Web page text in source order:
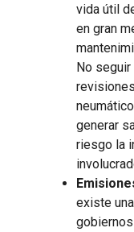
vida útil
en gran
No
generar
riesgo la
existe